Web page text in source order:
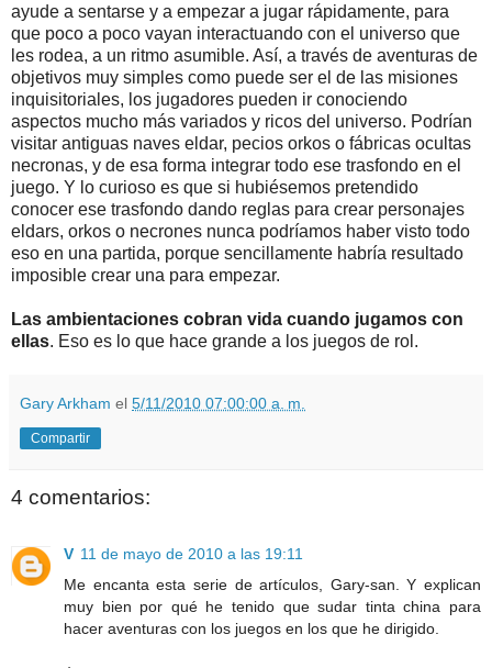
ayude a sentarse y a empezar a jugar rápidamente, para
que poco a poco vayan interactuando con el universo que
les rodea, a un ritmo asumible. Así, a través de aventuras de
objetivos muy simples como puede ser el de las misiones
inquisitoriales, los jugadores pueden ir conociendo
aspectos mucho más variados y ricos del universo. Podrían
visitar antiguas naves eldar, pecios orkos o fábricas ocultas
necronas, y de esa forma integrar todo ese trasfondo en el
juego. Y lo curioso es que si hubiésemos pretendido
conocer ese trasfondo dando reglas para crear personajes
eldars, orkos o necrones nunca podríamos haber visto todo
eso en una partida, porque sencillamente habría resultado
imposible crear una para empezar.
Las ambientaciones cobran vida cuando jugamos con
ellas. Eso es lo que hace grande a los juegos de rol.
Gary Arkham el 5/11/2010 07:00:00 a. m.
Compartir
4 comentarios:
V 11 de mayo de 2010 a las 19:11
Me encanta esta serie de artículos, Gary-san. Y explican
muy bien por qué he tenido que sudar tinta china para
hacer aventuras con los juegos en los que he dirigido.